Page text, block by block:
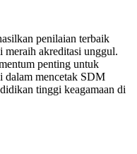
penilaian terbaik
akreditasi unggul.
penting untuk
mencetak SDM
tinggi keagamaan di